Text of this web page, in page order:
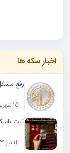
اخبار سکه ها
رفع
15 شهریور 1404 - 2650 بازدید - 6 نظر
ثبت نام
14 تیر 1403 - 34454 بازدید - 23 نظر